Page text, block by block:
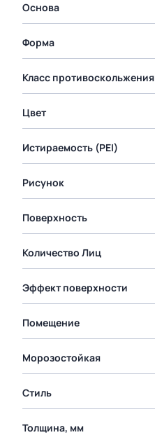
Основа
Форма
Класс противоскольжения
Цвет
Истираемость (PEI)
Рисунок
Поверхность
Количество Лиц
Эффект поверхности
Помещение
Морозостойкая
Стиль
Толщина, мм